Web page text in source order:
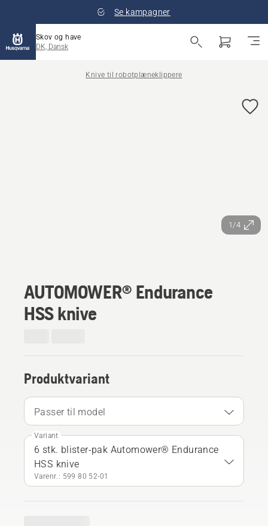
Se kampagner
Skov og have
DK, Dansk
Knive til robotplæneklippere
1/4
AUTOMOWER® Endurance
HSS knive
Produktvariant
Passer til model
Variant
6 stk. blister-pak Automower® Endurance
HSS knive
Varenr.: 599 80 52‑01